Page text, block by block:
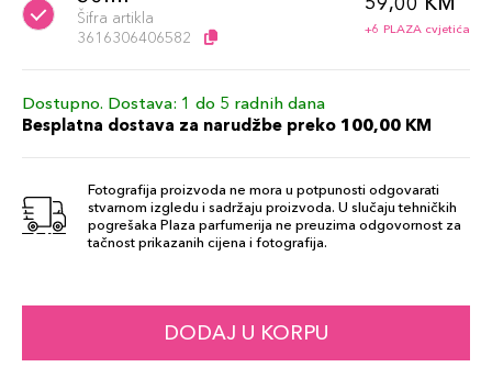
Šifra artikla
3616306406582
+6 PLAZA cvjetića
Dostupno. Dostava: 1 do 5 radnih dana
Besplatna dostava za narudžbe preko 100,00 KM
Fotografija proizvoda ne mora u potpunosti odgovarati
stvarnom izgledu i sadržaju proizvoda. U slučaju tehničkih
pogrešaka Plaza parfumerija ne preuzima odgovornost za
tačnost prikazanih cijena i fotografija.
DODAJ U KORPU